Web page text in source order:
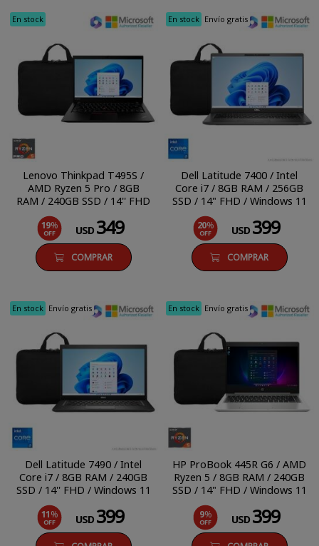
En stock
Lenovo Thinkpad T495S /
AMD Ryzen 5 Pro / 8GB
RAM / 240GB SSD / 14'' FHD
/ Windows 11 Pro
19%
OFF USD 349
COMPRAR
En stock Envío gratis
Dell Latitude 7400 / Intel
Core i7 / 8GB RAM / 256GB
SSD / 14" FHD / Windows 11
20%
OFF USD 399
COMPRAR
En stock Envío gratis
Dell Latitude 7490 / Intel
Core i7 / 8GB RAM / 240GB
SSD / 14'' FHD / Windows 11
11%
OFF USD 399
En stock Envío gratis
HP ProBook 445R G6 / AMD
Ryzen 5 / 8GB RAM / 240GB
SSD / 14" FHD / Windows 11
9%
OFF USD 399